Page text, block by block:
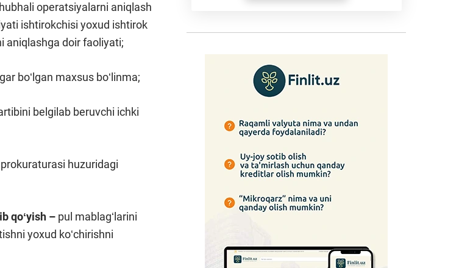
operatsiyalarni aniqlash
ishtirokchisi yoxud ishtirok
aniqlashga doir faoliyati;
boʻlgan maxsus boʻlinma;
belgilab beruvchi ichki
huzuridagi
qoʻyish – pul mablagʻlarini
yoxud koʻchirishni